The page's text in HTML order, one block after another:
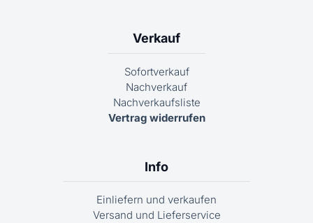
Verkauf
Sofortverkauf
Nachverkauf
Nachverkaufsliste
Vertrag widerrufen
Info
Einliefern und verkaufen
Versand und Lieferservice